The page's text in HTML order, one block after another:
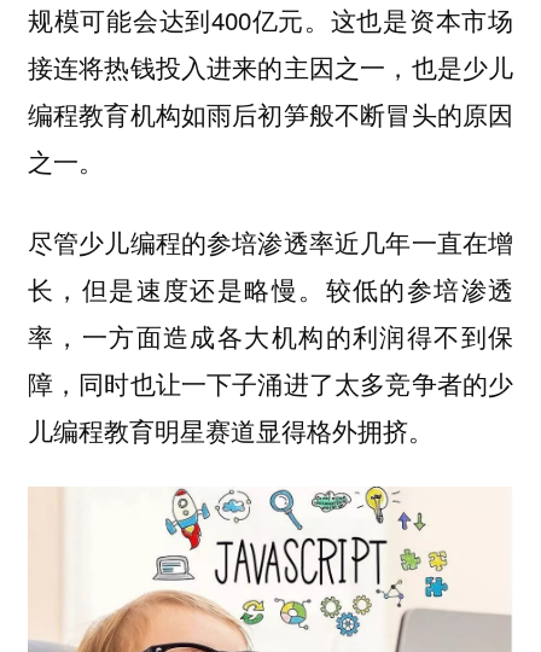
规模可能会达到400亿元。这也是资本市场
接连将热钱投入进来的主因之一，也是少儿
编程教育机构如雨后初笋般不断冒头的原因
之一。
尽管少儿编程的参培渗透率近几年一直在增
长，但是速度还是略慢。较低的参培渗透
率，一方面造成各大机构的利润得不到保
障，同时也让一下子涌进了太多竞争者的少
儿编程教育明星赛道显得格外拥挤。